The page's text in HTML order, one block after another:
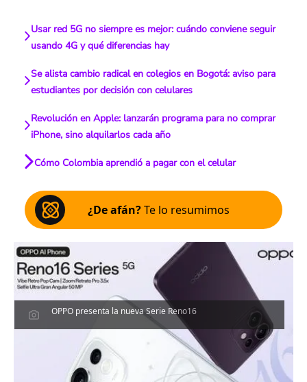
Usar red 5G no siempre es mejor: cuándo conviene seguir
usando 4G y qué diferencias hay
Se alista cambio radical en colegios en Bogotá: aviso para
estudiantes por decisión con celulares
Revolución en Apple: lanzarán programa para no comprar
iPhone, sino alquilarlos cada año
Cómo Colombia aprendió a pagar con el celular
¿De afán?Te lo resumimos
OPPO presenta la nueva Serie Reno16